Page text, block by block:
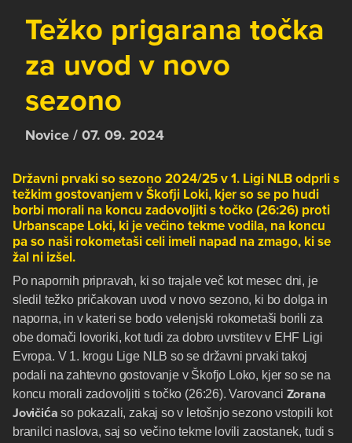
Težko prigarana točka
za uvod v novo
sezono
Novice / 07. 09. 2024
Državni prvaki so sezono 2024/25 v 1. Ligi NLB odprli s
težkim gostovanjem v Škofji Loki, kjer so se po hudi
borbi morali na koncu zadovoljiti s točko (26:26) proti
Urbanscape Loki, ki je večino tekme vodila, na koncu
pa so naši rokometaši celi imeli napad na zmago, ki se
žal ni izšel.
Po napornih pripravah, ki so trajale več kot mesec dni, je
sledil težko pričakovan uvod v novo sezono, ki bo dolga in
naporna, in v kateri se bodo velenjski rokometaši borili za
obe domači lovoriki, kot tudi za dobro uvrstitev v EHF Ligi
Evropa. V 1. krogu Lige NLB so se državni prvaki takoj
podali na zahtevno gostovanje v Škofjo Loko, kjer so se na
koncu morali zadovoljiti s točko (26:26). Varovanci Zorana
Jovičića so pokazali, zakaj so v letošnjo sezono vstopili kot
branilci naslova, saj so večino tekme lovili zaostanek, tudi s